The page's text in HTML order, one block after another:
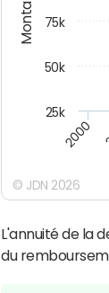
2000
25k
50k
75k
© JDN 2026
L'annuité de la
du